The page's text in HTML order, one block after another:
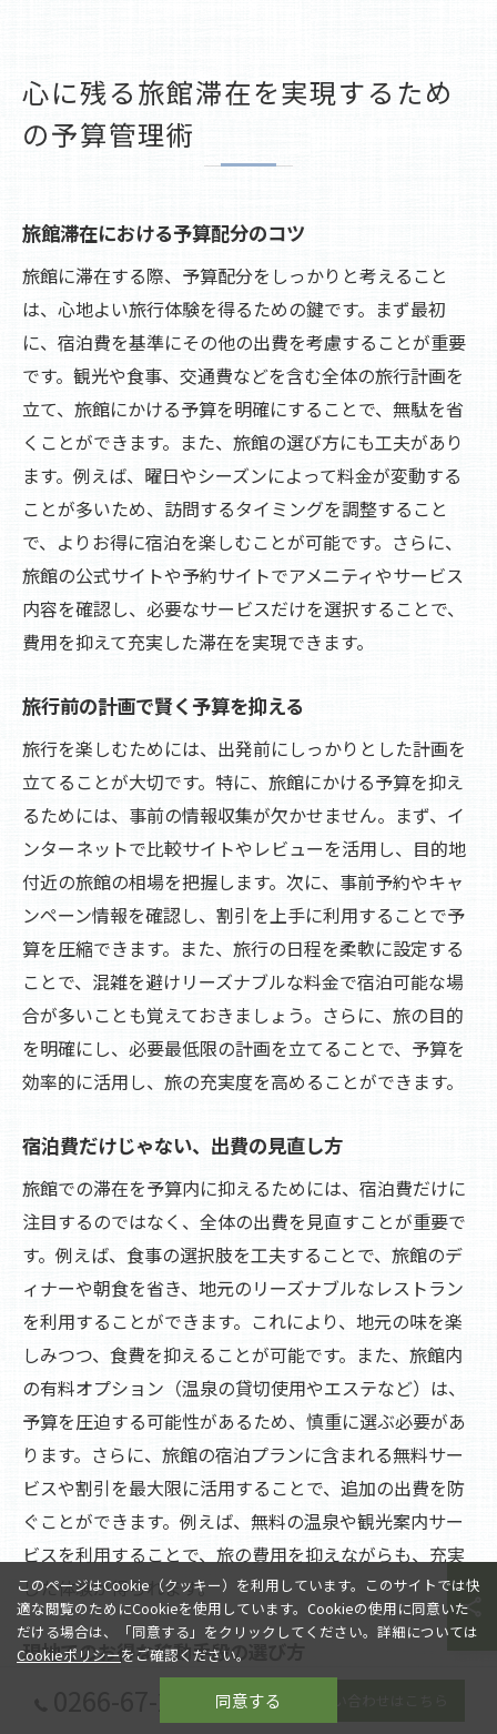
心に残る旅館滞在を実現するため
の予算管理術
旅館滞在における予算配分のコツ
旅館に滞在する際、予算配分をしっかりと考えること
は、心地よい旅行体験を得るための鍵です。まず最初
に、宿泊費を基準にその他の出費を考慮することが重要
です。観光や食事、交通費などを含む全体の旅行計画を
立て、旅館にかける予算を明確にすることで、無駄を省
くことができます。また、旅館の選び方にも工夫があり
ます。例えば、曜日やシーズンによって料金が変動する
ことが多いため、訪問するタイミングを調整すること
で、よりお得に宿泊を楽しむことが可能です。さらに、
旅館の公式サイトや予約サイトでアメニティやサービス
内容を確認し、必要なサービスだけを選択することで、
費用を抑えて充実した滞在を実現できます。
旅行前の計画で賢く予算を抑える
旅行を楽しむためには、出発前にしっかりとした計画を
立てることが大切です。特に、旅館にかける予算を抑え
るためには、事前の情報収集が欠かせません。まず、イ
ンターネットで比較サイトやレビューを活用し、目的地
付近の旅館の相場を把握します。次に、事前予約やキャ
ンペーン情報を確認し、割引を上手に利用することで予
算を圧縮できます。また、旅行の日程を柔軟に設定する
ことで、混雑を避けリーズナブルな料金で宿泊可能な場
合が多いことも覚えておきましょう。さらに、旅の目的
を明確にし、必要最低限の計画を立てることで、予算を
効率的に活用し、旅の充実度を高めることができます。
宿泊費だけじゃない、出費の見直し方
旅館での滞在を予算内に抑えるためには、宿泊費だけに
注目するのではなく、全体の出費を見直すことが重要で
す。例えば、食事の選択肢を工夫することで、旅館のデ
ィナーや朝食を省き、地元のリーズナブルなレストラン
を利用することができます。これにより、地元の味を楽
しみつつ、食費を抑えることが可能です。また、旅館内
の有料オプション（温泉の貸切使用やエステなど）は、
予算を圧迫する可能性があるため、慎重に選ぶ必要があ
ります。さらに、旅館の宿泊プランに含まれる無料サー
ビスや割引を最大限に活用することで、追加の出費を防
ぐことができます。例えば、無料の温泉や観光案内サー
ビスを利用することで、旅の費用を抑えながらも、充実
した体験が得られます。
現地でのお得な移動手段の選び方
旅館の滞在中における移動手段の選択は、予算に大きく
影響を与える要素の一つです。公共交通機関を利用する
このページはCookie（クッキー）を利用しています。このサイトでは快
適な閲覧のためにCookieを使用しています。Cookieの使用に同意いた
だける場合は、「同意する」をクリックしてください。詳細については
Cookieポリシーをご確認ください。
同意する